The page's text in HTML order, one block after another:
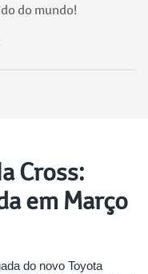
do mundo!
Cross:
em Março
do novo Toyota